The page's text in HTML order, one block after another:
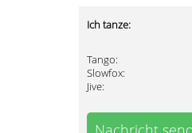
Ich tanze:
Tango:
Slowfox:
Jive: